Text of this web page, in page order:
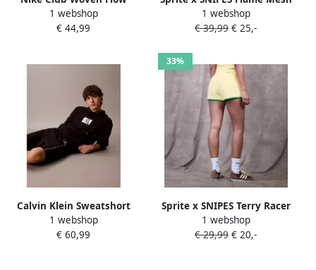
Emboss Reisse Men
Sportshorts zwart Maat XL
1 webshop
€ 44,99
Shorts Men Sportshorts
blauw Maat XXL Kleding
1 webshop
€ 39,99 € 25,-
Calvin Klein Sweatshort
400GSM TRRY SPRTSWR
1 webshop
€ 60,99
33%
Sprite x SNIPES Terry Racer
Shorts Wo Sportshorts geel
Maat XS Kleding
1 webshop
€ 29,99 € 20,-